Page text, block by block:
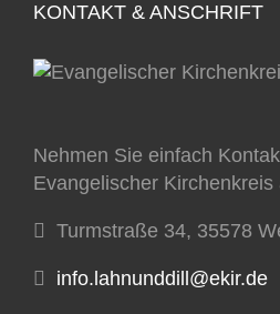
KONTAKT & ANSCHRIFT
Nehmen Sie einfach
Evangelischer Kirchenkreis
Turmstraße 34, 35578
info.lahnunddill@ekir.de